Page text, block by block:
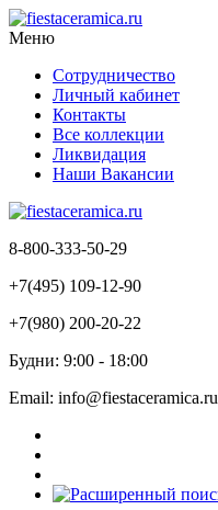
Меню
Сотрудничество
Личный кабинет
Контакты
Все коллекции
Ликвидация
Наши Вакансии
8-800-333-50-29
+7(495) 109-12-90
+7(980) 200-20-22
Будни: 9:00 - 18:00
Email: info@fiestaceramica.ru